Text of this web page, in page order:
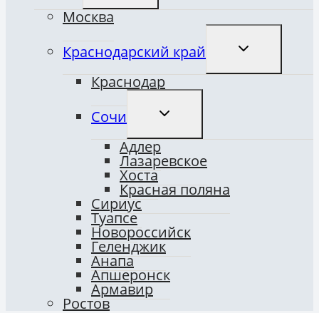
Москва
Краснодарский край
ДОЧЕРНЕЕ
Краснодар
Сочи
ПЕРЕКЛЮЧИТЬ
ДОЧЕРНЕЕ
Адлер
Лазаревское
Хоста
Красная поляна
Сириус
Туапсе
Новороссийск
Геленджик
Анапа
Апшеронск
Армавир
Ростов